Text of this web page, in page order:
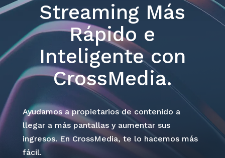
Streaming Más
Rápido e
Inteligente con
CrossMedia.
Ayudamos a propietarios de contenido a
llegar a más pantallas y aumentar sus
ingresos. En CrossMedia, te lo hacemos más
fácil.